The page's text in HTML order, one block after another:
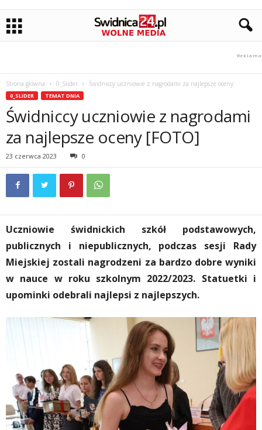
Strona główna 0_Slider Świdniccy uczniowie z nagrodami za najlepsze oceny
0_SLIDER TEMAT DNIA
Świdniccy uczniowie z nagrodami
za najlepsze oceny [FOTO]
23 czerwca 2023 0
Uczniowie świdnickich szkół podstawowych,
publicznych i niepublicznych, podczas sesji Rady
Miejskiej zostali nagrodzeni za bardzo dobre wyniki
w nauce w roku szkolnym 2022/2023. Statuetki i
upominki odebrali najlepsi z najlepszych.